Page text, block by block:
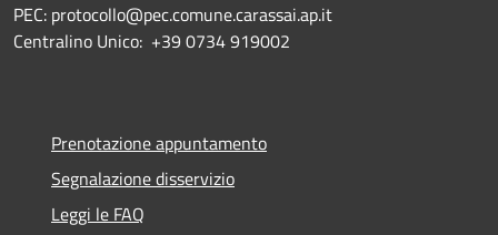
PEC: protocollo@pec.comune.carassai.ap.it
Centralino Unico: +39 0734 919002
Prenotazione appuntamento
Segnalazione disservizio
Leggi le FAQ